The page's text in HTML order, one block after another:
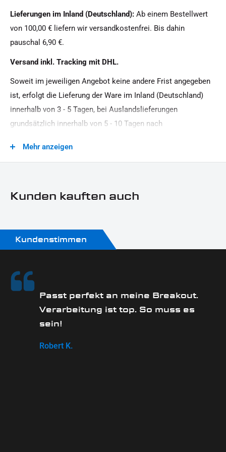
Lieferumfang:
1x Crash Bar / Sturzbügel
Hinweis:
Dieses Angebot kann Beispielbilder enthalten, deren
dargestellter Inhalt über den tatsächlichen Lieferumfang
hinausgeht. Maßgeblich ist ausschließlich die
IRON OPTICS
Motorradmarke:
Crash Bar / Sturzbügel
keine Eintragung erforderlich
Lieferungen im Inland (Deutschland): Ab einem Bestellwert
von 100,00 € liefern wir versandkostenfrei. Bis dahin
pauschal 6,90 €.
Versand inkl. Tracking mit DHL.
Soweit im jeweiligen Angebot keine andere Frist angegeben
ist, erfolgt die Lieferung der Ware im Inland (Deutschland)
innerhalb von 3 - 5 Tagen, bei Auslandslieferungen
grundsätzlich innerhalb von 5 - 10 Tagen nach
Zeitpunkt Ihrer Zahlungsanweisung).Beachten Sie, dass an
Mehr anzeigen
Kunden kauften auch
Kundenstimmen
Passt perfekt an meine Breakout.
Verarbeitung ist top. So muss es
sein!
Robert K.